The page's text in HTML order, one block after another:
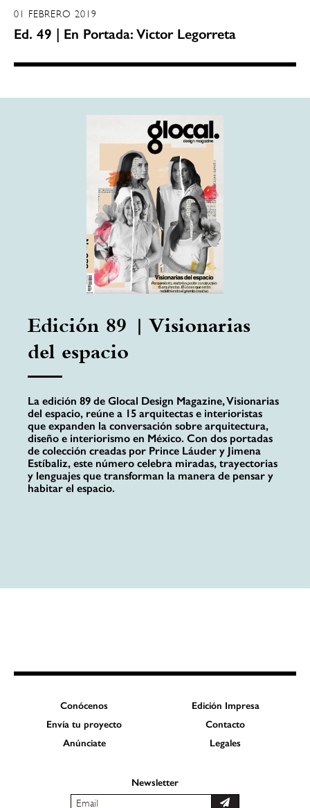
01 FEBRERO 2019
Ed. 49 | En Portada: Victor Legorreta
Edición 89 | Visionarias
del espacio
La edición 89 de Glocal Design Magazine, Visionarias
del espacio, reúne a 15 arquitectas e interioristas
que expanden la conversación sobre arquitectura,
diseño e interiorismo en México. Con dos portadas
de colección creadas por Prince Láuder y Jimena
Estíbaliz, este número celebra miradas, trayectorias
y lenguajes que transforman la manera de pensar y
habitar el espacio.
Conócenos
Edición Impresa
Envía tu proyecto
Contacto
Anúnciate
Legales
Newsletter